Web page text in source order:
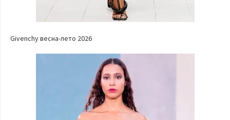
Givenchy весна-лето 2026